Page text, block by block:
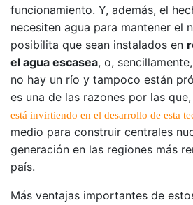
funcionamiento. Y, además, el
necesiten agua para mantener el
posibilita que sean instalados en
el agua escasea, o,
no hay un río y tampoco están
es una de las razones por las
está invirtiendo en el desarrollo de esta
medio para construir centrales
generación en las regiones más
país.
Más ventajas importantes de